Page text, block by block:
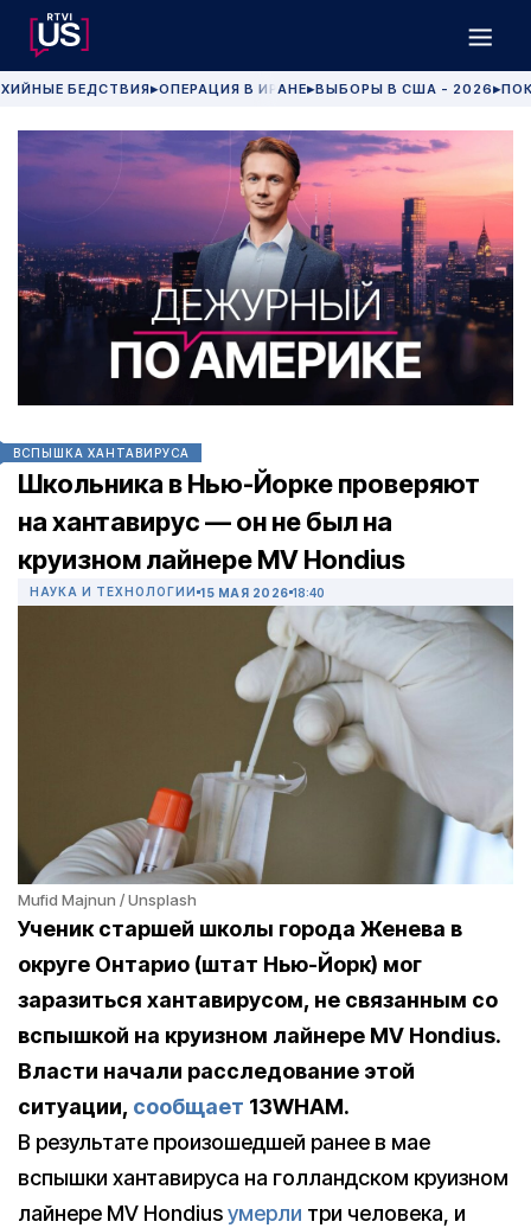
БЕДСТВИЯ▶ОПЕРАЦИЯ В ИРАНЕ▶ВЫБОРЫ В США - 2026 ▶
ВСПЫШКА ХАНТАВИРУСА
Школьника в Нью-Йорке проверяют
на хантавирус — он не был на
круизном лайнере MV Hondius
НАУКА И ТЕХНОЛОГИИ 15 МАЯ 2026 18:40
Mufid Majnun / Unsplash
Ученик старшей школы города Женева в
округе Онтарио (штат Нью-Йорк) мог
заразиться хантавирусом, не связанным со
вспышкой на круизном лайнере MV Hondius.
Власти начали расследование этой
ситуации, сообщает 13WHAM.
В результате произошедшей ранее в мае
вспышки хантавируса на голландском круизном
лайнере MV Hondiusумерли три человека, и